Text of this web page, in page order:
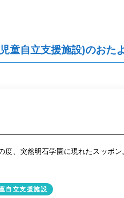
童自立支援施設)のおた
度、突然明石学園に現れたスッポン
自立支援施設